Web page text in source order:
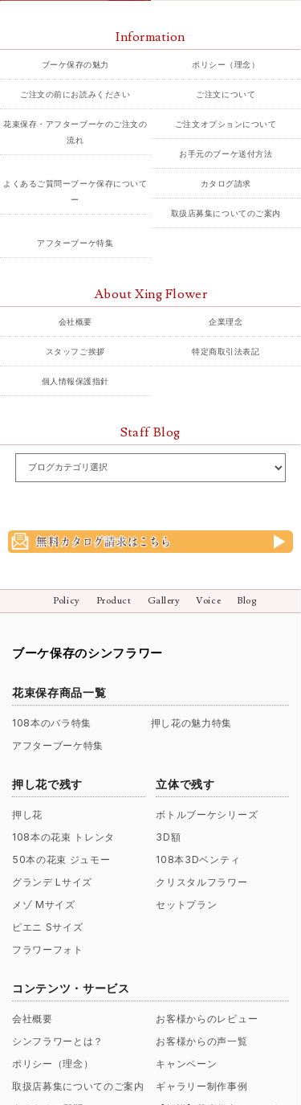
Information
ブーケ保存の魅力 ポリシー（理念）
ご注文の前にお読みください ご注文について
花束保存・アフターブーケのご注文の
流れ
ご注文オプションについて
お手元のブーケ送付方法
よくあるご質問ーブーケ保存について
ー
カタログ請求
取扱店募集についてのご案内
アフターブーケ特集
About Xing Flower
会社概要 企業理念
スタッフご挨拶 特定商取引法表記
個人情報保護指針
Staff Blog
Policy Product Gallery Voice Blog
ブーケ保存のシンフラワー
花束保存商品一覧
108本のバラ特集
押し花の魅力特集
アフターブーケ特集
押し花で残す
押し花
108本の花束 トレンタ
50本の花束 ジュモー
グランデ Lサイズ
メゾ Mサイズ
ピエニ Sサイズ
フラワーフォト
立体で残す
ボトルブーケシリーズ
3D額
108本3Dベンティ
クリスタルフラワー
セットプラン
コンテンツ・サービス
会社概要
シンフラワーとは？
ポリシー（理念）
取扱店募集についてのご案内
お客様からのレビュー
お客様からの声一覧
キャンペーン
ギャラリー制作事例